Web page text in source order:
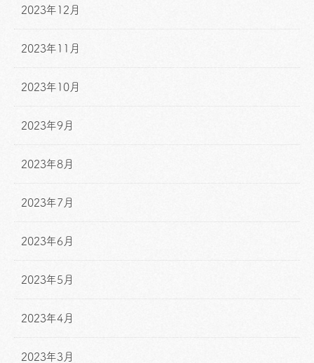
2023年12月
2023年11月
2023年10月
2023年9月
2023年8月
2023年7月
2023年6月
2023年5月
2023年4月
2023年3月